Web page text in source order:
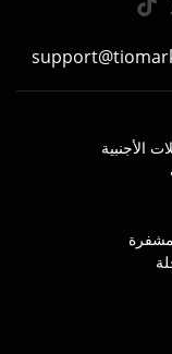
الأجنبية